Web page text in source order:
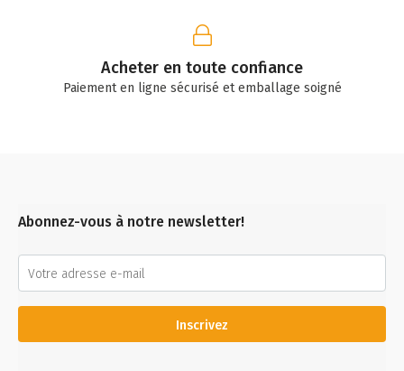
Acheter en toute confiance
Paiement en ligne sécurisé et emballage soigné
Abonnez-vous à notre newsletter!
Inscrivez